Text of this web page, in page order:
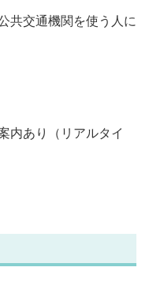
共交通機関を使う人に
内あり（リアルタイ